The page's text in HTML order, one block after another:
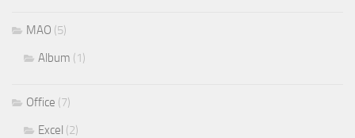
MAO (5)
Album (1)
Office (7)
Excel (2)